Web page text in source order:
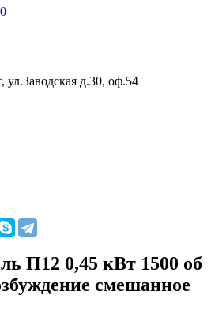
0
ул.Заводская д.30, оф.54
П12 0,45 кВт 1500 об
смешанное